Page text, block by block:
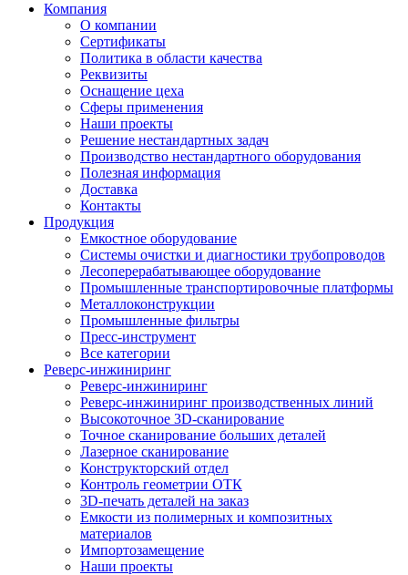
Компания
О компании
Сертификаты
Политика в области качества
Реквизиты
Оснащение цеха
Сферы применения
Наши проекты
Решение нестандартных задач
Производство нестандартного оборудования
Полезная информация
Доставка
Контакты
Продукция
Емкостное оборудование
Системы очистки и диагностики трубопроводов
Лесоперерабатывающее оборудование
Промышленные транспортировочные платформы
Металлоконструкции
Промышленные фильтры
Пресс-инструмент
Все категории
Реверс-инжиниринг
Реверс-инжиниринг
Реверс-инжиниринг производственных линий
Высокоточное 3D-сканирование
Точное сканирование больших деталей
Лазерное сканирование
Конструкторский отдел
Контроль геометрии ОТК
3D-печать деталей на заказ
Емкости из полимерных и композитных
материалов
Импортозамещение
Наши проекты